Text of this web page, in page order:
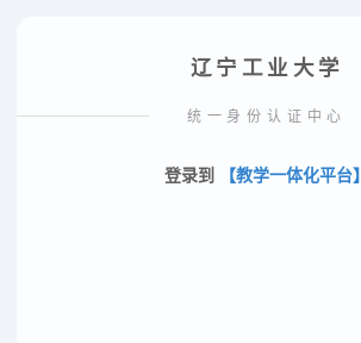
辽宁工业大学
统一身份认证中心
登录到 【教学一体化平台】